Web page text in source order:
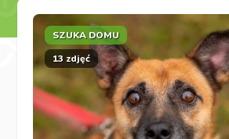
SZUKA DOMU
13 zdjęć